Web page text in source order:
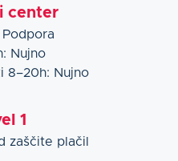
center
Podpora
Nujno
8–20h: Nujno
1
zaščite plačil